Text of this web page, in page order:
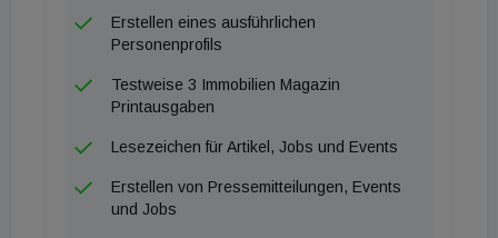
Henderson Park, einem führenden Player der
Branche, abgeschlossen zu haben“, sagte Bettina
Graef-Parker, Managing Director Special Property
Finance bei der Aareal Bank. „Wir freuen uns,
unsere fruchtbare Beziehung fortzusetzen und sie
unterstützen.“
Erstellen eines ausführlichen
Personenprofils
Testweise 3 Immobilien Magazin
Printausgaben
Lesezeichen für Artikel, Jobs und Events
Erstellen von Pressemitteilungen, Events
und Jobs